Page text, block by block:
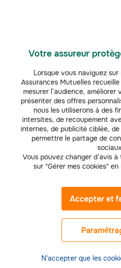
Votre assureur
Lorsque vous naviguez
Assurances Mutuelles
mesurer l’audience,
présenter des offres
nous les utiliserons à des
intersites, de recoupement
internes, de publicité ciblée,
permettre le partage de
Vous pouvez changer d’avis
sur "Gérer mes cookies"
Accepter et
N'accepter que les
ent votre
tarif
assurance
scolaire
Un
Découvrez nos offres